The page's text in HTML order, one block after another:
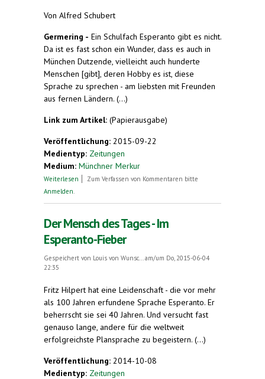
Von Alfred Schubert
Germering - Ein Schulfach Esperanto gibt es nicht.
Da ist es fast schon ein Wunder, dass es auch in
München Dutzende, vielleicht auch hunderte
Menschen [gibt], deren Hobby es ist, diese
Sprache zu sprechen - am liebsten mit Freunden
aus fernen Ländern. (...)
Link zum Artikel: (Papierausgabe)
Veröffentlichung: 2015-09-22
Medientyp: Zeitungen
Medium: Münchner Merkur
Weiterlesen über Eine fast vergessene Sprache. Nachrichten
Zum Verfassen von Kommentaren bitte
Anmelden
Der Mensch des Tages - Im
Esperanto-Fieber
Gespeichert von Louis von Wunsc...
am/um Do, 2015-06-04
22:35
Fritz Hilpert hat eine Leidenschaft - die vor mehr
als 100 Jahren erfundene Sprache Esperanto. Er
beherrscht sie sei 40 Jahren. Und versucht fast
genauso lange, andere für die weltweit
erfolgreichste Plansprache zu begeistern. (...)
Veröffentlichung: 2014-10-08
Medientyp: Zeitungen